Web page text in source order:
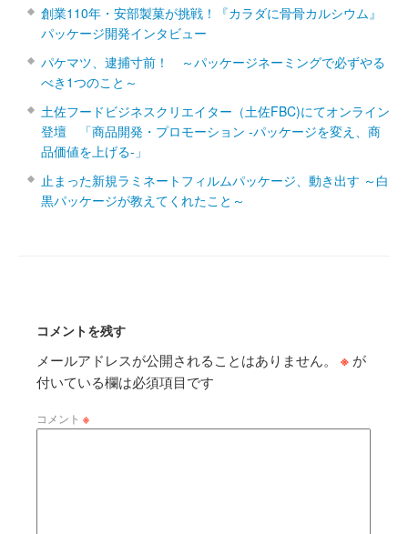
創業110年・安部製菓が挑戦！『カラダに骨骨カルシウム』
パッケージ開発インタビュー
パケマツ、逮捕寸前！ ～パッケージネーミングで必ずやる
べき1つのこと～
土佐フードビジネスクリエイター（土佐FBC)にてオンライン
登壇 「商品開発・プロモーション ‐パッケージを変え、商
品価値を上げる‐」
止まった新規ラミネートフィルムパッケージ、動き出す ～白
黒パッケージが教えてくれたこと～
コメントを残す
メールアドレスが公開されることはありません。 ※ が
付いている欄は必須項目です
コメント ※